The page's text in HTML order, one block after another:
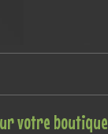
votre boutique